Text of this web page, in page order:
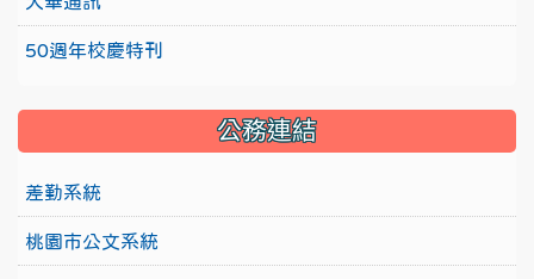
50週年校慶特刊
公務連結
差勤系統
桃園市公文系統